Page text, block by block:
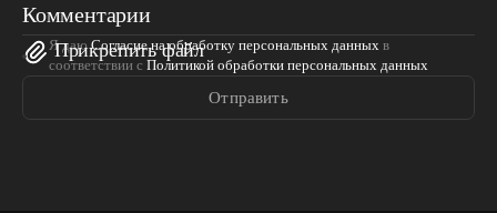
Комментарии
Прикрепить файл
Отправить
Я даюСогласие на обработку персональных данных в
соответствии с Политикой обработки персональных данных